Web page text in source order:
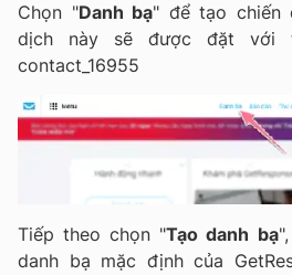
Chọn "Danh bạ" để tạo chiến
dịch này sẽ được đặt với
contact_16955
Tiếp theo chọn "Tạo danh bạ
danh bạ mặc định của